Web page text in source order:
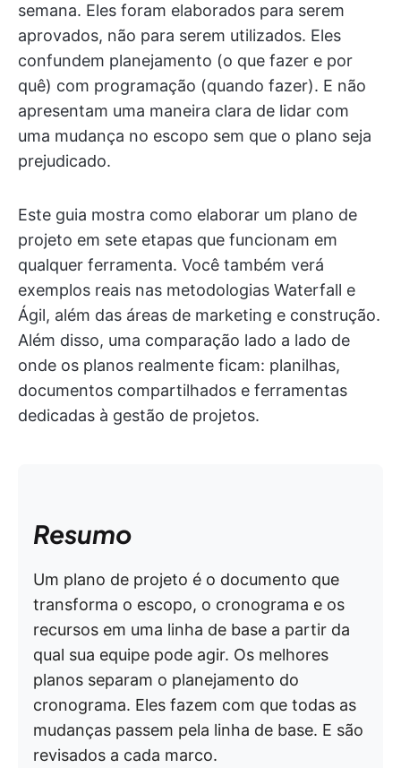
semana. Eles foram elaborados para serem
aprovados, não para serem utilizados. Eles
confundem planejamento (o que fazer e por
quê) com programação (quando fazer). E não
apresentam uma maneira clara de lidar com
uma mudança no escopo sem que o plano seja
prejudicado.
Este guia mostra como elaborar um plano de
projeto em sete etapas que funcionam em
qualquer ferramenta. Você também verá
exemplos reais nas metodologias Waterfall e
Ágil, além das áreas de marketing e construção.
Além disso, uma comparação lado a lado de
onde os planos realmente ficam: planilhas,
documentos compartilhados e ferramentas
dedicadas à gestão de projetos.
Resumo
Um plano de projeto é o documento que
transforma o escopo, o cronograma e os
recursos em uma linha de base a partir da
qual sua equipe pode agir. Os melhores
planos separam o planejamento do
cronograma. Eles fazem com que todas as
mudanças passem pela linha de base. E são
revisados a cada marco.